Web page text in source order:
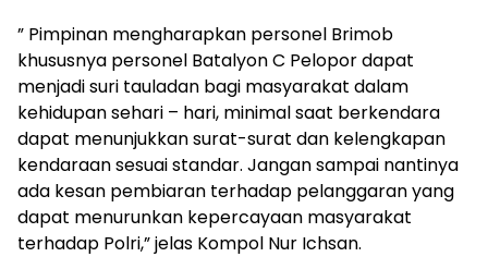
” Pimpinan mengharapkan personel Brimob
khususnya personel Batalyon C Pelopor dapat
menjadi suri tauladan bagi masyarakat dalam
kehidupan sehari – hari, minimal saat berkendara
dapat menunjukkan surat-surat dan kelengkapan
kendaraan sesuai standar. Jangan sampai nantinya
ada kesan pembiaran terhadap pelanggaran yang
dapat menurunkan kepercayaan masyarakat
terhadap Polri,” jelas Kompol Nur Ichsan.